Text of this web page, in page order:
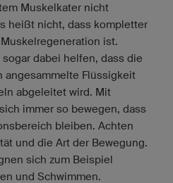
Muskelkater nicht
heißt nicht, dass kompletter
ist.
sogar dabei helfen, dass die
angesammelte Flüssigkeit
abgeleitet wird. Mit
immer so bewegen, dass
bleiben. Achten
und die Art der Bewegung.
sich zum Beispiel
und Schwimmen.